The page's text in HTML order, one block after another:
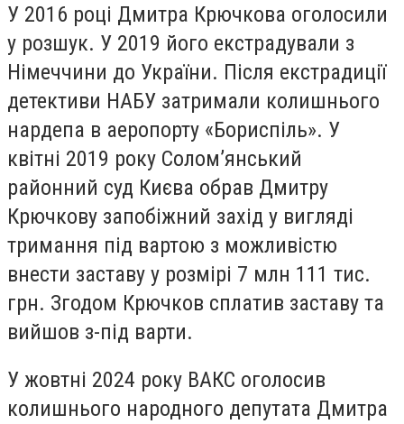
У 2016 році Дмитра Крючкова оголосили
у розшук. У 2019 його екстрадували з
Німеччини до України. Після екстрадиції
детективи НАБУ затримали колишнього
нардепа в аеропорту «Бориспіль». У
квітні 2019 року Соломʼянський
районний суд Києва обрав Дмитру
Крючкову запобіжний захід у вигляді
тримання під вартою з можливістю
внести заставу у розмірі 7 млн 111 тис.
грн. Згодом Крючков сплатив заставу та
вийшов з-під варти.
У жовтні 2024 року ВАКС оголосив
колишнього народного депутата Дмитра